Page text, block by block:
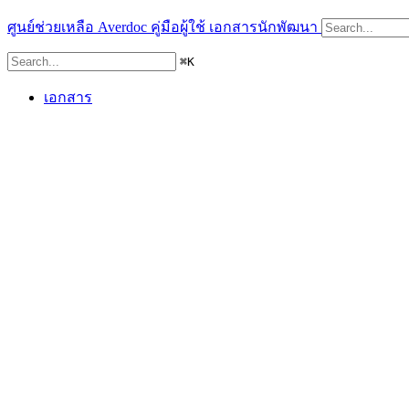
ศูนย์ช่วยเหลือ Averdoc คู่มือผู้ใช้ เอกสารนักพัฒนา
⌘K
เอกสาร